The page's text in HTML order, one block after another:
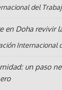
del
en Doha revivir
Internacional
un paso